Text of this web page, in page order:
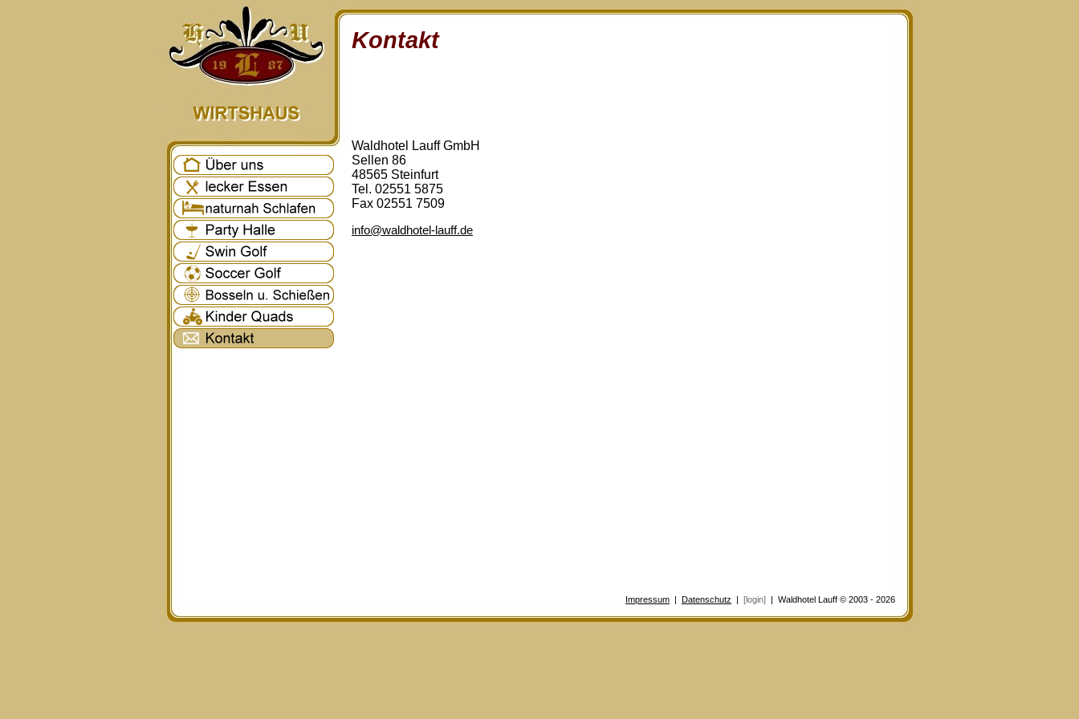
Kontakt
Waldhotel Lauff GmbH
Sellen 86
48565 Steinfurt
Tel. 02551 5875
Fax 02551 7509
info@waldhotel-lauff.de
Impressum | Datenschutz | [login] | Waldhotel Lauff © 2003 - 2026